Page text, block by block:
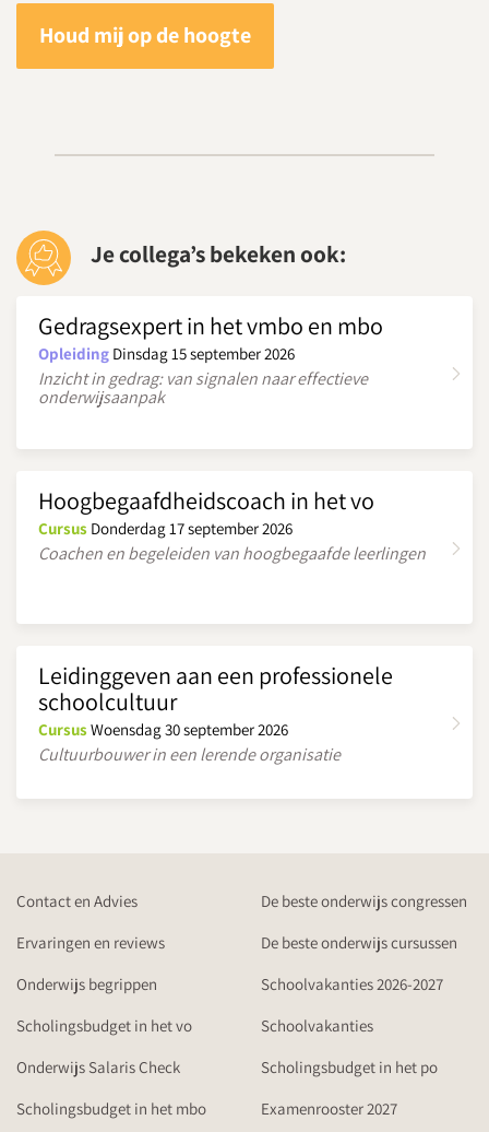
Houd mij op de hoogte
Je collega’s bekeken ook:
Gedragsexpert in het vmbo en mbo
Opleiding Dinsdag 15 september 2026
Inzicht in gedrag: van signalen naar effectieve
onderwijsaanpak
Hoogbegaafdheidscoach in het vo
Cursus Donderdag 17 september 2026
Coachen en begeleiden van hoogbegaafde leerlingen
Leidinggeven aan een professionele
schoolcultuur
CursusWoensdag 30 september 2026
Cultuurbouwer in een lerende organisatie
Contact en Advies
De beste onderwijs congressen
Ervaringen en reviews
De beste onderwijs cursussen
Onderwijs begrippen
Schoolvakanties 2026-2027
Scholingsbudget in het vo
Schoolvakanties
Onderwijs Salaris Check
Scholingsbudget in het po
Scholingsbudget in het mbo
Examenrooster 2027